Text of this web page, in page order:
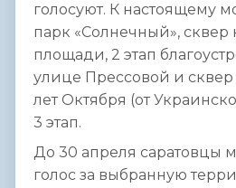
голосуют. К настоящему
парк «Солнечный», сквер
площади, 2 этап
улице Прессовой и сквер
лет Октября (от
3 этап.
До 30 апреля саратовцы
голос за выбранную